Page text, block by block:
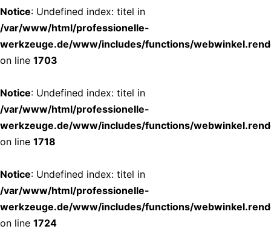
Notice: Undefined index: titel in
/var/www/html/professionelle-
werkzeuge.de/www/includes/functions/
on line 1703
Notice: Undefined index: titel in
/var/www/html/professionelle-
werkzeuge.de/www/includes/functions/
on line 1718
Notice: Undefined index: titel in
/var/www/html/professionelle-
werkzeuge.de/www/includes/functions/
on line 1724